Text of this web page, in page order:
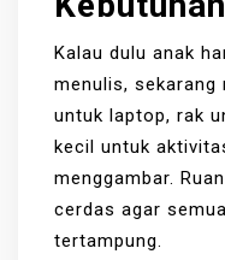
Kalau dulu anak
menulis, sekarang
untuk laptop, rak
kecil untuk
menggambar.
cerdas agar
tertampung.